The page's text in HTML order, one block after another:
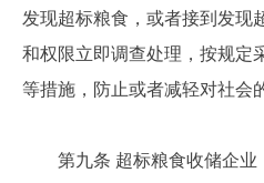
发现超标粮食，或者接到发现
和权限立即调查处理，按规定
等措施，防止或者减轻对社会
第九条 超标粮食收储企